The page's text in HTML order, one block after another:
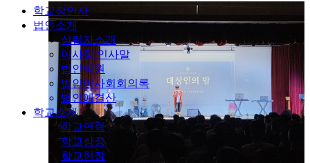
학교장인사
법인소개
설립자소개
이사장 인사말
법인임원
법인이사회회의록
법인예결산
학교소개
학교연혁
학교상징
학교헌장